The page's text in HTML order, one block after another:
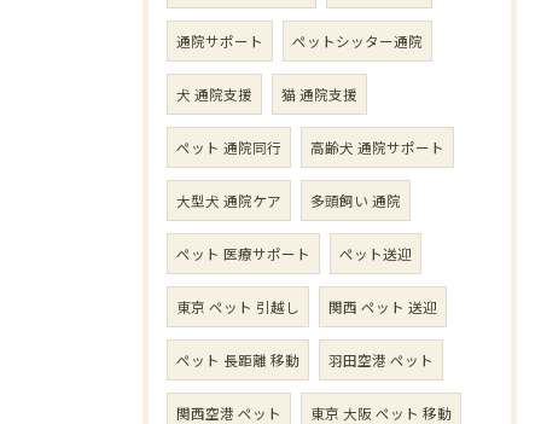
通院サポート ペットシッター通院
犬 通院支援 猫 通院支援
ペット 通院同行 高齢犬 通院サポート
大型犬 通院ケア 多頭飼い 通院
ペット 医療サポート ペット送迎
東京 ペット 引越し 関西 ペット 送迎
ペット 長距離 移動 羽田空港 ペット
関西空港 ペット 東京 大阪 ペット 移動